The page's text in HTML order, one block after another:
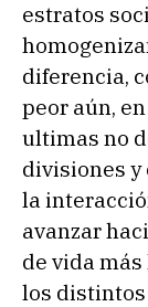
estratos
diferencia,
peor aún,
ultimas no
divisiones y
la
avanzar
de vida
los